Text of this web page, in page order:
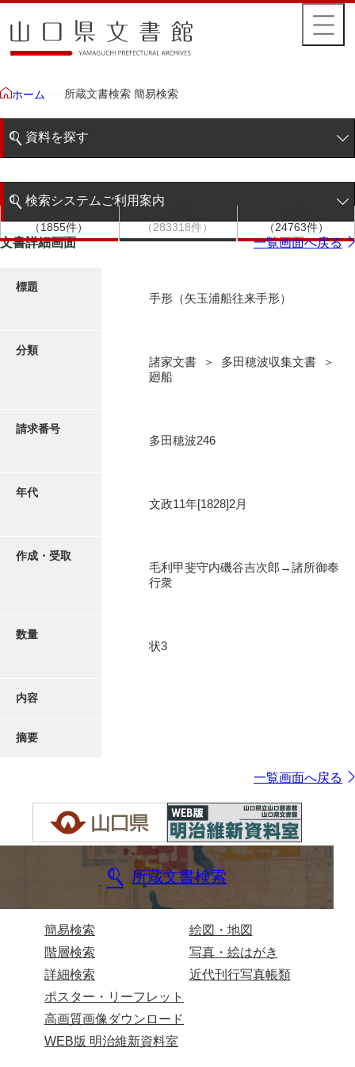
ホーム 所蔵文書検索 簡易検索
資料を探す
階層検索
写真・絵はがき
検索システムご利用案内
検索システムの利用について
（1855件）
（283318件）
（24763件）
文書詳細画面 一覧画面へ戻る
標題
手形（矢玉浦船往来手形）
分類
諸家文書 ＞ 多田穂波収集文書 ＞
廻船
請求番号
多田穂波246
年代
文政11年[1828]2月
作成・受取
毛利甲斐守内磯谷吉次郎→諸所御奉
行衆
数量
状3
内容
摘要
一覧画面へ戻る
所蔵文書検索
簡易検索
階層検索
詳細検索
絵図・地図
写真・絵はがき
近代刊行写真帳類
ポスター・リーフレット
高画質画像ダウンロード
WEB版 明治維新資料室